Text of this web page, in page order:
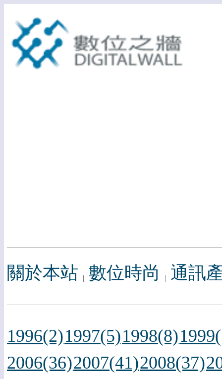
關於本站 數位時尚 通訊
1996(2)1997(5)1998(8)
2006(36)2007(41)2008(37)